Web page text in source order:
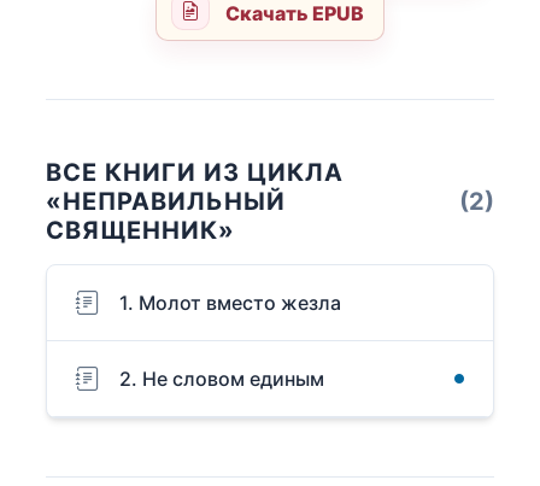
Скачать EPUB
ВСЕ КНИГИ ИЗ ЦИКЛА
«НЕПРАВИЛЬНЫЙ
СВЯЩЕННИК»
(2)
1. Молот вместо жезла
2. Не словом единым